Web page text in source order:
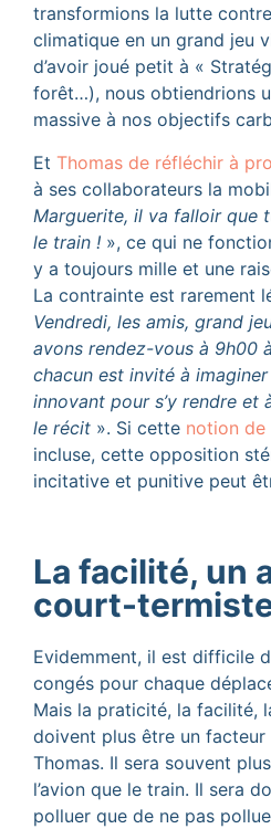
transformions la lutte
climatique en un grand jeu
d’avoir joué petit à «
forêt…), nous obtiendrions
massive à nos objectifs
Et Thomas de réfléchir à
à ses collaborateurs la
Marguerite, il va falloir que
le train ! », ce qui ne
y a toujours mille et une
La contrainte est rarement
Vendredi, les amis, grand
avons rendez-vous à 9h00
chacun est invité à
innovant pour s’y rendre et
le récit ». Si cette notion
incluse, cette opposition
incitative et punitive peut
La facilité, un
court-
Evidemment, il est difficile
congés pour chaque
Mais la praticité, la facilité,
doivent plus être un
Thomas. Il sera souvent
l’avion que le train. Il sera
polluer que de ne pas